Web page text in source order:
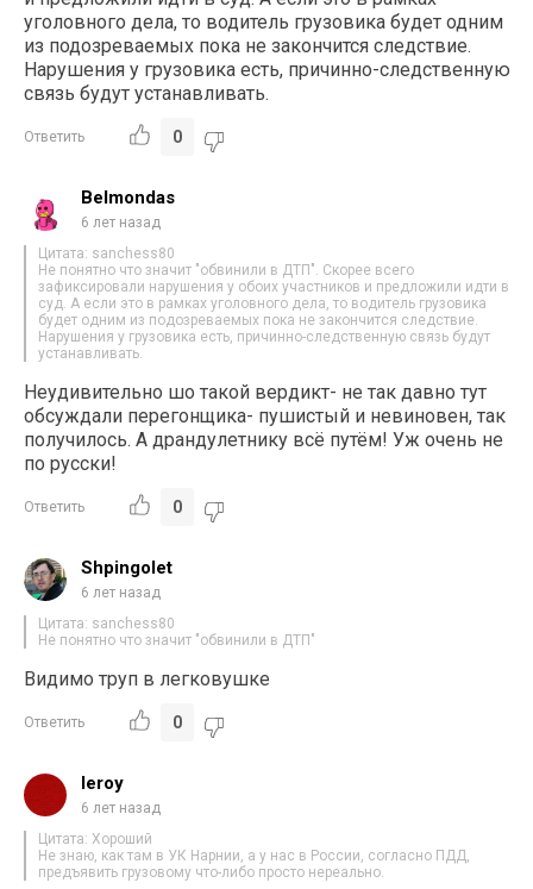
уголовного дела, то водитель грузовика будет одним
из подозреваемых пока не закончится следствие.
Нарушения у грузовика есть, причинно-следственную
связь будут устанавливать.
Ответить 0
Belmondas
6 лет назад
Цитата: sanchess80
Не понятно что значит "обвинили в ДТП". Скорее всего
зафиксировали нарушения у обоих участников и предложили идти в
суд. А если это в рамках уголовного дела, то водитель грузовика
будет одним из подозреваемых пока не закончится следствие.
Нарушения у грузовика есть, причинно-следственную связь будут
устанавливать.
Неудивительно шо такой вердикт- не так давно тут
обсуждали перегонщика- пушистый и невиновен, так
получилось. А драндулетнику всё путём! Уж очень не
по русски!
Ответить 0
Shpingolet
6 лет назад
Цитата: sanchess80
Не понятно что значит "обвинили в ДТП"
Видимо труп в легковушке
Ответить 0
leroy
6 лет назад
Цитата: Хороший
Не знаю, как там в УК Нарнии, а у нас в России, согласно ПДД,
предъявить грузовому что-либо просто нереально.